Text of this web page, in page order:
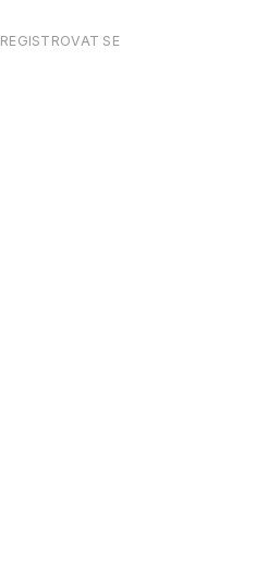
REGISTROVAT SE